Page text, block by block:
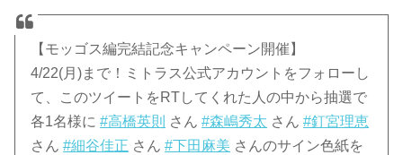
【モッゴス編完結記念キャンペーン開催】
4/22(月)まで！ミトラス公式アカウントをフォローし
て、このツイートをRTしてくれた人の中から抽選で
各1名様に#高橋英則 さん#森嶋秀太 さん#釘宮理恵
さん#細谷佳正 さん#下田麻美 さんのサイン色紙を